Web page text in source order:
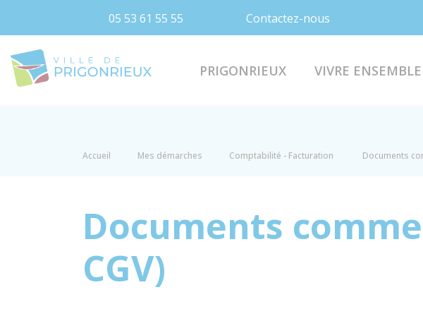
05 53 61 55 55 Contactez-nous
PRIGONRIEUX VIVRE ENSEMBLE
Accueil Mes démarches Comptabilité - Facturation Documents
Documents
CGV)